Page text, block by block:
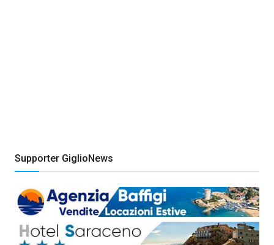
Supporter GiglioNews